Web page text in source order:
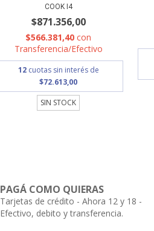
COOK I4
$871.356,00
$566.381,40con
Transferencia/Efectivo
12 cuotas sin interés de
$72.613,00
SIN STOCK
PAGÁ COMO QUIERAS
Tarjetas de crédito - Ahora 12 y 18 -
Efectivo, debito y transferencia.